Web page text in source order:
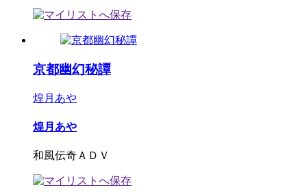
京都幽幻秘譚
煌月あや
煌月あや
和風伝奇ＡＤＶ